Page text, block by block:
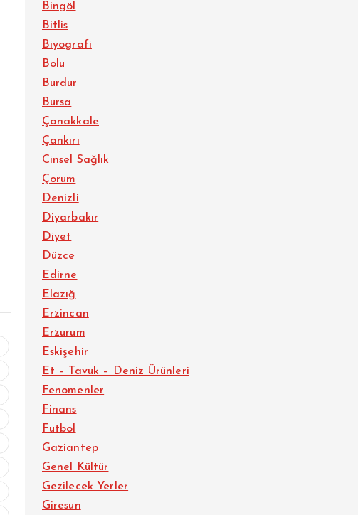
Bingöl
Bitlis
Biyografi
Bolu
Burdur
Bursa
Çanakkale
Çankırı
Cinsel Sağlık
Çorum
Denizli
Diyarbakır
Diyet
Düzce
Edirne
Elazığ
Erzincan
Erzurum
Eskişehir
Et – Tavuk – Deniz Ürünleri
Fenomenler
Finans
Futbol
Gaziantep
Genel Kültür
Gezilecek Yerler
Giresun